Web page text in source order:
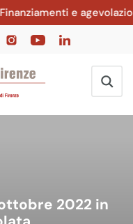
e
2022 in